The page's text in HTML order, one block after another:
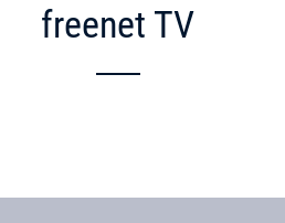
freenet TV